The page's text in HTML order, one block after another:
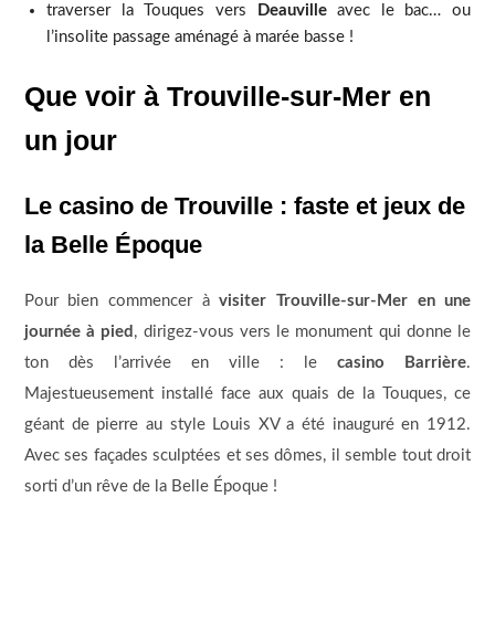
traverser la Touques vers
Deauvilleavec le bac… ou
l’insolite passage aménagé à marée basse !
Que voir à Trouville-sur-Mer en
un jour
Le casino de Trouville : faste et jeux de
la Belle Époque
Pour bien commencer àvisiter Trouville-sur-Mer en une
journée à pied , dirigez-vous vers le monument qui donne le
ton dès l’arrivée en ville : lecasino Barrière.
Majestueusement installé face aux quais de la Touques, ce
géant de pierre au style Louis XV a été inauguré en 1912.
Avec ses façades sculptées et ses dômes, il semble tout droit
sorti d’un rêve de la Belle Époque !